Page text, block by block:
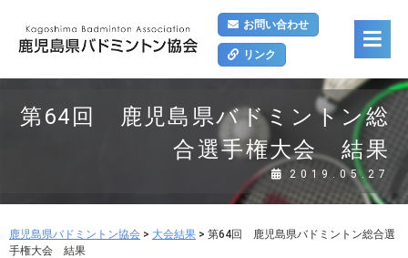
お問い合わせ
リンク
第64回 鹿児島県バドミントン総
合選手権大会 結果
2019.05.27
鹿児島県バドミントン協会 > 大会結果 > 第64回 鹿児島県バドミントン総合選
手権大会 結果